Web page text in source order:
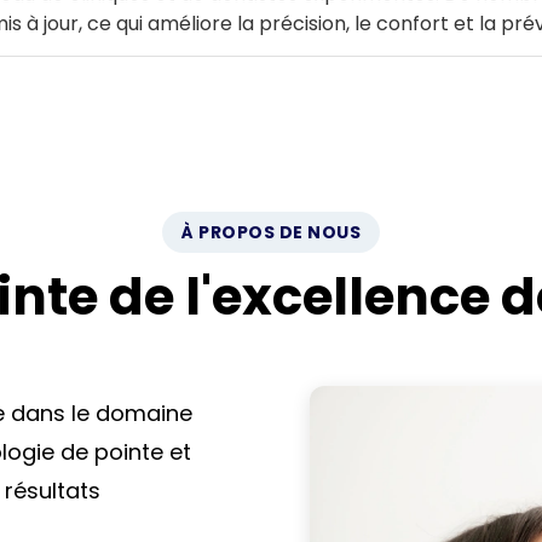
à jour, ce qui améliore la précision, le confort et la
flexible, d’un support multilingue dans de nombreux
attendre dans une clinique
sous un même toit. Cela rend le traitement plus
quotidienne et prévient les problèmes plus graves.
À PROPOS DE NOUS
de l'excellence
dans le domaine
de pointe et